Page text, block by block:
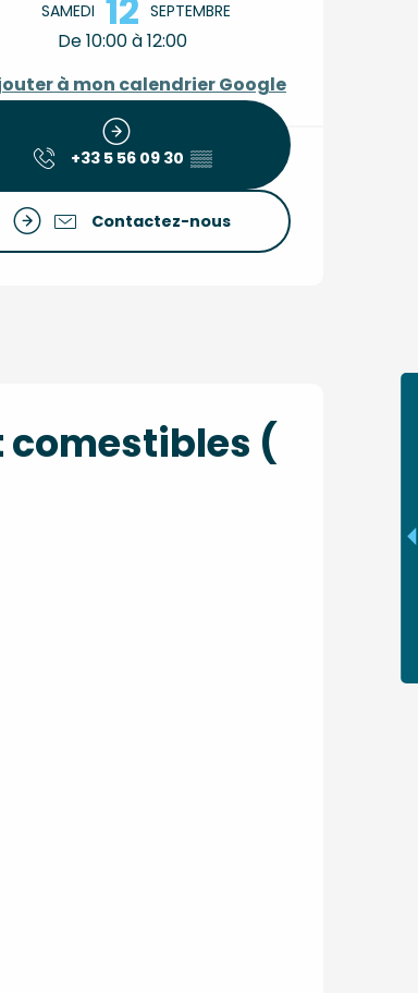
SAMEDI 12 SEPTEMBRE
De 10:00 à 12:00
à mon calendrier Google
+33 5 56 09 30 ▒▒
Contactez-nous
comestibles (